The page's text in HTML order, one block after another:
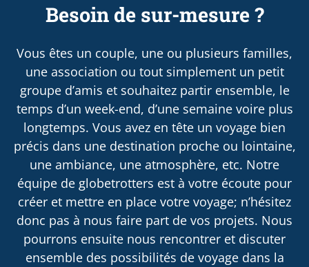
Besoin de sur-mesure ?
Vous êtes un couple, une ou plusieurs familles,
une association ou tout simplement un petit
groupe d’amis et souhaitez partir ensemble, le
temps d’un week-end, d’une semaine voire plus
longtemps. Vous avez en tête un voyage bien
précis dans une destination proche ou lointaine,
une ambiance, une atmosphère, etc. Notre
équipe de globetrotters est à votre écoute pour
créer et mettre en place votre voyage; n’hésitez
donc pas à nous faire part de vos projets. Nous
pourrons ensuite nous rencontrer et discuter
ensemble des possibilités de voyage dans la